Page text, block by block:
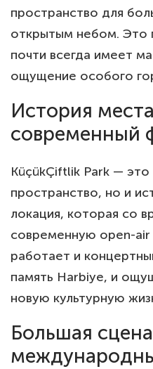
пространство для
открытым небом. Это
почти всегда имеет
ощущение особого
История
современный
KüçükÇiftlik Park —
пространство, но и
локация, которая со
современную open-air
работает и
память Harbiye, и
новую культурную
Большая